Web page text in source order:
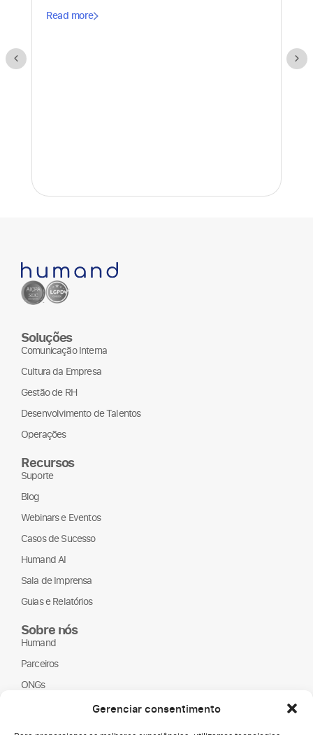
Gerenciar consentimento
Read more
Soluções
Comunicação Interna
Cultura da Empresa
Gestão de RH
Desenvolvimento de Talentos
Operações
Recursos
Suporte
Blog
Webinars e Eventos
Casos de Sucesso
Humand AI
Sala de Imprensa
Guias e Relatórios
Sobre nós
Humand
Parceiros
ONGs